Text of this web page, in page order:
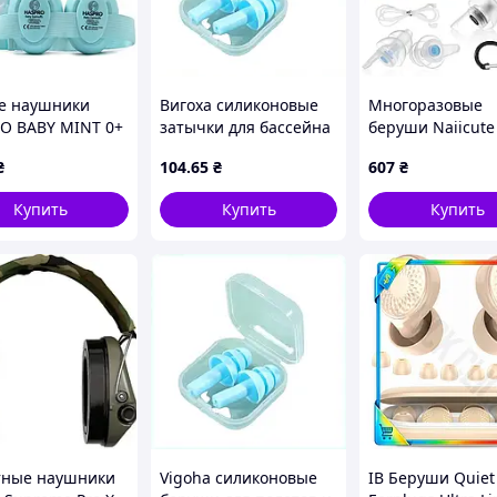
наушники
BABY MINT 0+
Купить
Вигоха силиконовые
затычки для бассейна
8470H00H3B
104.65 ₴
Купить
Многоразовые
беруши Naiicute
регулировкой
давления
шума 25 дБ
M прозрачные
607 ₴
Купить
наушники
Vigoha силиконовые
ІВ Беруши Quiet